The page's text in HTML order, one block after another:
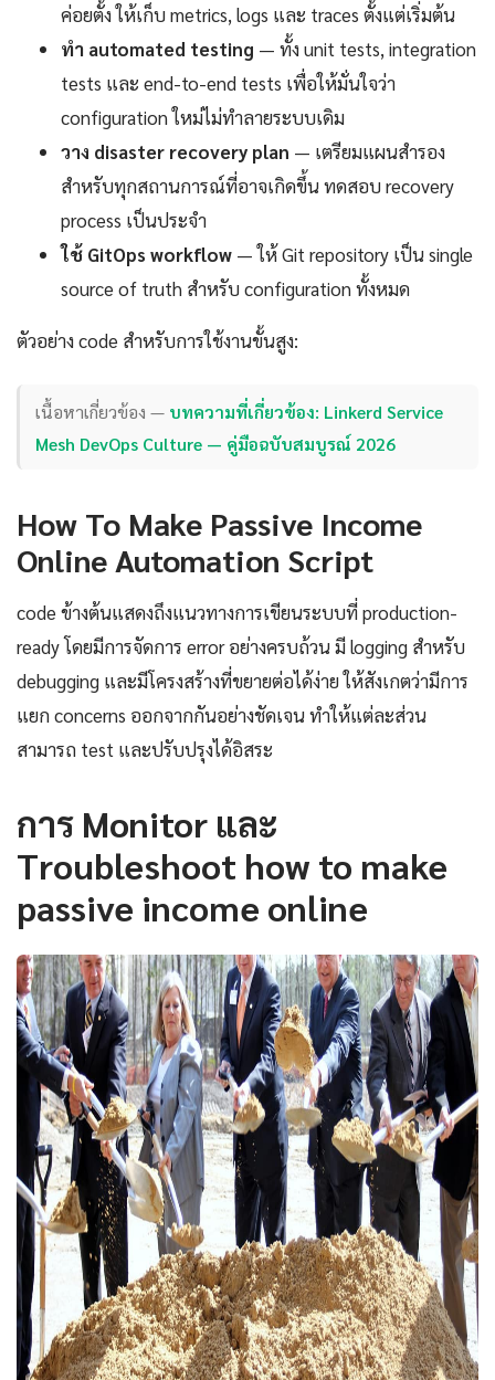
ค่อยตั้ง ให้เก็บ metrics, logs และ traces ตั้งแต่เริ่มต้น
ทำ automated testing — ทั้ง unit tests, integration
tests และ end-to-end tests เพื่อให้มั่นใจว่า
configuration ใหม่ไม่ทำลายระบบเดิม
วาง disaster recovery plan — เตรียมแผนสำรอง
สำหรับทุกสถานการณ์ที่อาจเกิดขึ้น ทดสอบ recovery
process เป็นประจำ
ใช้ GitOps workflow — ให้ Git repository เป็น single
source of truth สำหรับ configuration ทั้งหมด
ตัวอย่าง code สำหรับการใช้งานขั้นสูง:
เนื้อหาเกี่ยวข้อง — บทความที่เกี่ยวข้อง: Linkerd Service
Mesh DevOps Culture — คู่มือฉบับสมบูรณ์ 2026
How To Make Passive Income
Online Automation Script
code ข้างต้นแสดงถึงแนวทางการเขียนระบบที่ production-
ready โดยมีการจัดการ error อย่างครบถ้วน มี logging สำหรับ
debugging และมีโครงสร้างที่ขยายต่อได้ง่าย ให้สังเกตว่ามีการ
แยก concerns ออกจากกันอย่างชัดเจน ทำให้แต่ละส่วน
สามารถ test และปรับปรุงได้อิสระ
การ Monitor และ
Troubleshoot how to make
passive income online